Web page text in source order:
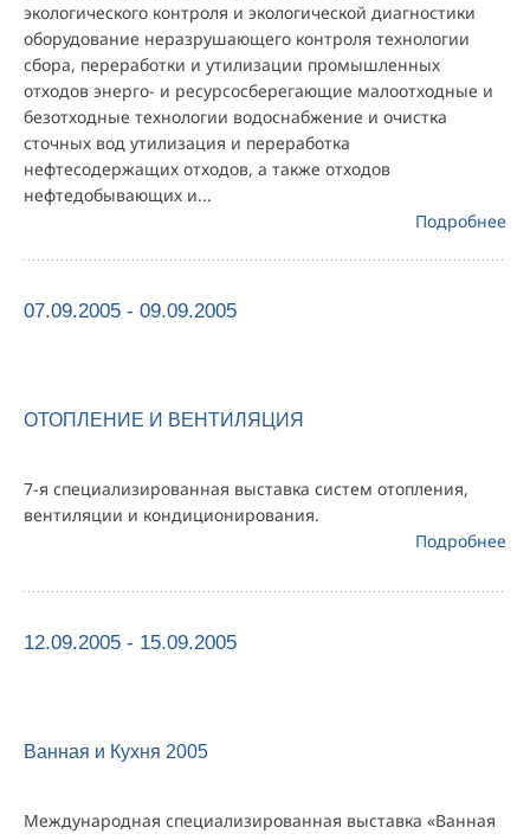
экологического контроля и экологической диагностики
оборудование неразрушающего контроля технологии
сбора, переработки и утилизации промышленных
отходов энерго- и ресурсосберегающие малоотходные и
безотходные технологии водоснабжение и очистка
сточных вод утилизация и переработка
нефтесодержащих отходов, а также отходов
нефтедобывающих и...
Подробнее
07.09.2005 - 09.09.2005
ОТОПЛЕНИЕ И ВЕНТИЛЯЦИЯ
7-я специализированная выставка систем отопления,
вентиляции и кондиционирования.
Подробнее
12.09.2005 - 15.09.2005
Ванная и Кухня 2005
Международная cпециализированная выставка «Ванная